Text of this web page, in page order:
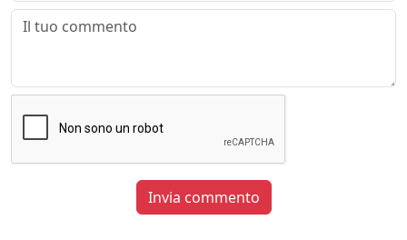
Invia commento